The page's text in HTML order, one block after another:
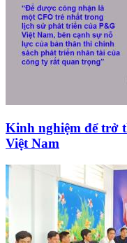
Kinh nghiệm để trở
Việt Nam